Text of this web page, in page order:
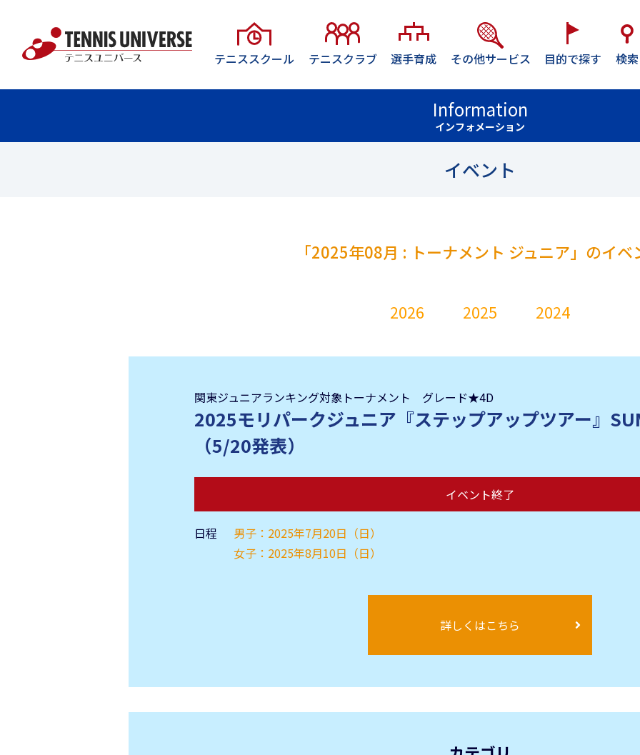
テニススクール
テニススクール一覧
モリパーク テニスガーデン テニススクール
神奈川
ユニバーサルテニススクール 河
セントラルスポーツテニススクー
鶴間公園テニス教室（東京都町田
テニスクラブ
テニスクラブ一覧
選手育成
ジュニア
その他サービス
レンタルコート
テニスのためのコンディショニング
イベント・トーナメント
テニスユニバースの動画
目的で探す
目的別メニュー
テニスを再開したい方へ
テニスを知りたい方へ
検索
キーワード検索
Information
インフォメーション
イベント
「2025年08月 : トーナメント ジュニア」のイベ
2026 2025 2024
関東ジュニアランキング対象トーナメント グレード★4D
2025モリパークジュニア『ステップアップツアー』
（5/20発表）
イベント終了
日程
男子：2025年7月20日（日）
女子：2025年8月10日（日）
詳しくはこちら